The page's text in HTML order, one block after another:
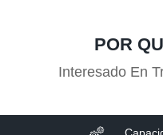
POR
Interesado En